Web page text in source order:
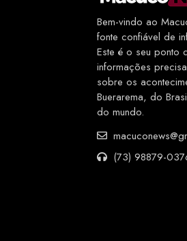
Bem-vindo ao
fonte confiável de
Este é o seu ponto
informações
sobre os
Buerarema, do
do mundo.
(73) 98879-